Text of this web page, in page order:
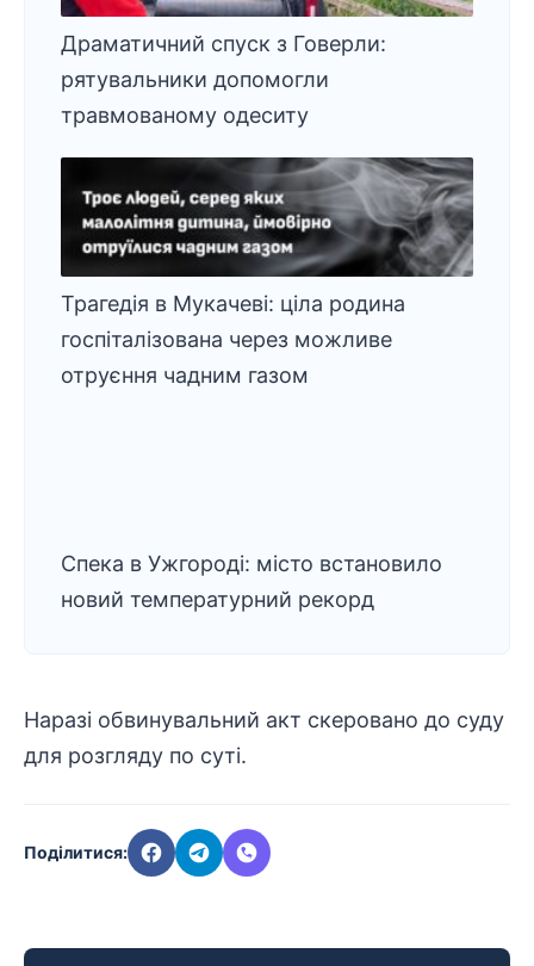
Драматичний спуск з Говерли:
рятувальники допомогли
травмованому одеситу
Трагедія в Мукачеві: ціла родина
госпіталізована через можливе
отруєння чадним газом
Спека в Ужгороді: місто встановило
новий температурний рекорд
Наразі обвинувальний акт скеровано до суду
для розгляду по суті.
Поділитися: